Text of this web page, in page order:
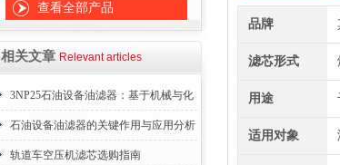
查看全部产品
相关文章 Relevant articles
3NP25石油设备油滤器：基于机械与化
学协同的油液净化核心
石油设备油滤器的关键作用与应用分析
轨道车空压机滤芯选购指南
品牌
滤芯形式
用途
适用对象